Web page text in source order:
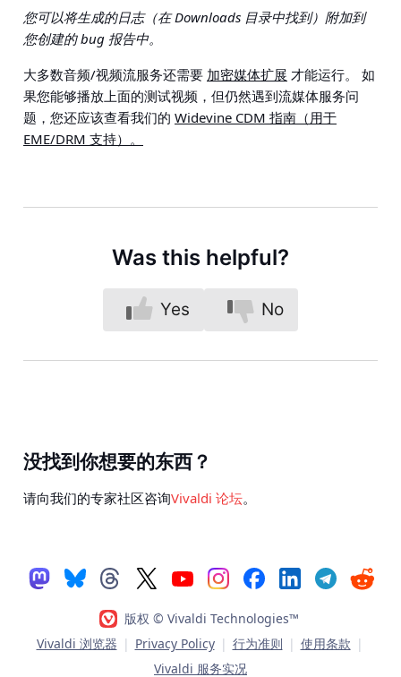
您可以将生成的日志（在 Downloads 目录中找到）附加到
您创建的 bug 报告中。
大多数音频/视频流服务还需要 加密媒体扩展 才能运行。 如
果您能够播放上面的测试视频，但仍然遇到流媒体服务问
题，您还应该查看我们的 Widevine CDM 指南（用于
EME/DRM 支持）。
Was this helpful?
Yes No
没找到你想要的东西？
请向我们的专家社区咨询Vivaldi 论坛。
版权 © Vivaldi Technologies™
Vivaldi 浏览器 | Privacy Policy | 行为准则 | 使用条款 |
Vivaldi 服务实况